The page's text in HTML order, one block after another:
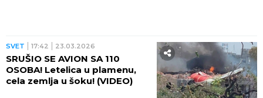
SVET 17:42 23.03.2026
SRUŠIO SE AVION SA 110
OSOBA! Letelica u plamenu,
cela zemlja u šoku! (VIDEO)